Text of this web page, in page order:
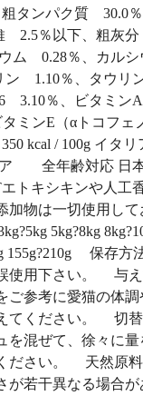
タンパク質 30.0
2.5％以下、粗灰
ム 0.28％、カル
ン 1.10％、タウリ
3.10％、ビタミン
ミンE（αトコフ
kcal / 100g イ
ア 全年齢対応 日
トキシキンや人工
加物は一切使用し
5kg?8kg
155g?210g 保存方
使用下さい。 与
ご参考に愛猫の体
てください。 切替
を混ぜて、徐々に量
ださい。 天然原料
が若干異なる場合